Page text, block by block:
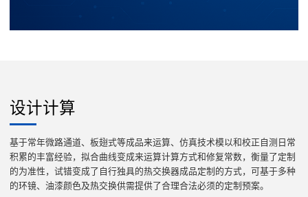
设计计算
基于常年微路通道、板翅式等成品来运算、仿真技术模以和校正自测日常
积累的丰富经验，拟合曲线变成来运算计算方式和修复常数，衡量了定制
的为准性，试错变成了自行独具的热交换器成品定制的方式，可基于多种
的环镜、油漆颜色及热交换供需提供了合理合法必须的定制预案。